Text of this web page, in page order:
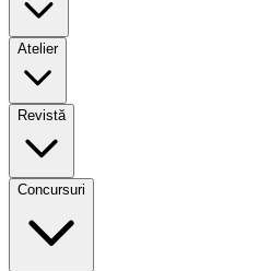
Atelier
Revistă
Concursuri